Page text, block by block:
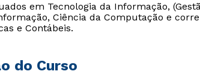
em Tecnologia da Informação,
Ciência da Computação e
e Contábeis.
do Curso